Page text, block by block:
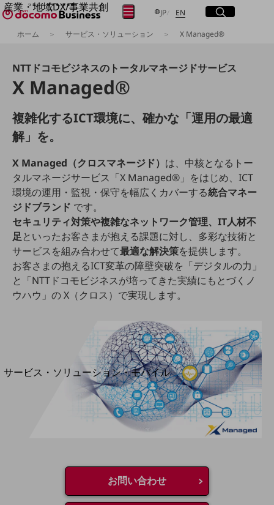
産業・地域DX/事業共創
OPEN HUB for Plural Futures
自律・分散・協調型社会の実現を目指し、
OPEN HUB for Plural Futuresとは
イベント/ウェビナー
記事コンテンツ
プレイヤー(カタリスト/パートナー企業)
事例
Smart World
産業・地域DXプラットフォーマーとして
Smart City
Smart Education
Smart Healthcare
Smart Industry
Smart Mobility
Smart Worksite
生成AI(Generative AI)
地域の取り組み
地域社会を支える皆さまと地域課題の解決や
地域経済のさらなる活性化に取り組みます
自治体・地域社会との共創
LGPF(Local Government Platform)
別ウィンドウで開きます
サービス・ソリューション・モバイル
サービス・ソリューションTOP
サービス・ソリューションをご紹介
ネットワーク・モバイル
JP 日本語
EN Englishサイト内検索
開く
メニュー
開く
フリーワードでNTTドコモビジネスの
取り組みを検索
ホーム サービス・ソリューション X Managed®
NTTドコモビジネスのトータルマネージドサービス
X Managed®
複雑化するICT環境に、確かな「運用の最適
解」を。
X Managed（クロスマネージド） は、中核となるトー
タルマネージサービス「X Managed®」をはじめ、ICT
環境の運用・監視・保守を幅広くカバーする統合マネー
ジドブランド です。
セキュリティ対策や複雑なネットワーク管理、IT人材不
足といったお客さまが抱える課題に対し、多彩な技術と
サービスを組み合わせて最適な解決策を提供します。
お客さまの抱えるICT変革の障壁突破を「デジタルの力」
と「NTTドコモビジネスが培ってきた実績にもとづくノ
ウハウ」の X（クロス）で実現します。
お問い合わせ